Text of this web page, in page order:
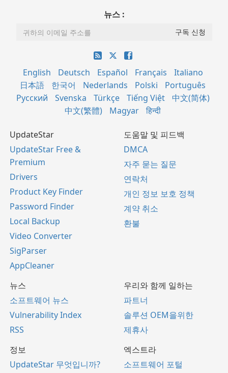
뉴스 :
English Deutsch Español Français
Italiano
日本語
한국어 Nederlands Polski
Português
Русский
Svenska Türkçe Tiếng Việt
中文(简体)
中文(繁體)
Magyar हिन्दी
UpdateStar
UpdateStar Free &
Premium
Drivers
Product Key Finder
Password Finder
Local Backup
Video Converter
SigParser
AppCleaner
도움말 및 피드백
DMCA
자주 묻는 질문
연락처
개인 정보 보호 정책
계약 취소
환불
뉴스
소프트웨어 뉴스
Vulnerability Index
RSS
우리와 함께 일하는
파트너
솔루션 OEM을위한
제휴사
정보
UpdateStar 무엇입니까?
엑스트라
소프트웨어 포털